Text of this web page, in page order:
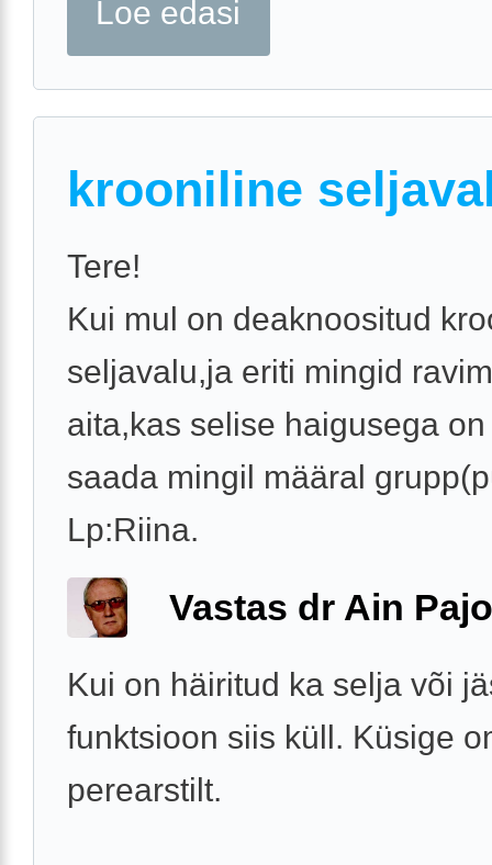
Loe edasi
krooniline
Tere!
Kui mul on deaknoositud
seljavalu,ja eriti mingid
aita,kas selise haigusega
saada mingil määral
Lp:Riina.
Vastas dr Ain
Kui on häiritud ka selja või
funktsioon siis küll. Küsige
perearstilt.